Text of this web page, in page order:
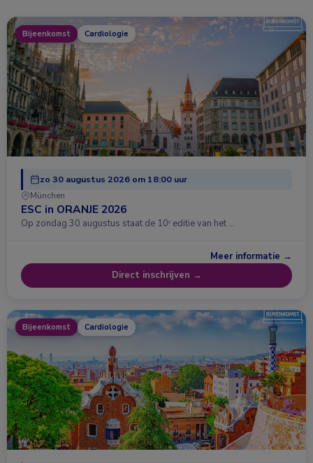
Bijeenkomst Cardiologie
zo 30 augustus 2026 om 18:00 uur
München
ESC in ORANJE 2026
Op zondag 30 augustus staat de 10ᵉ editie van het …
Meer informatie →
Direct inschrijven →
Bijeenkomst Cardiologie